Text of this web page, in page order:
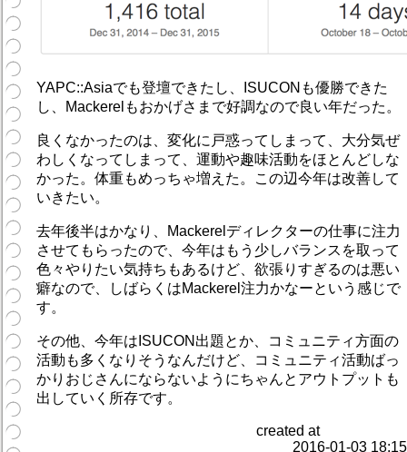
YAPC::Asiaでも登壇できたし、ISUCONも優勝できた
し、Mackerelもおかげさまで好調なので良い年だった。
良くなかったのは、変化に戸惑ってしまって、大分気ぜ
わしくなってしまって、運動や趣味活動をほとんどしな
かった。体重もめっちゃ増えた。この辺今年は改善して
いきたい。
去年後半はかなり、Mackerelディレクターの仕事に注力
させてもらったので、今年はもう少しバランスを取って
色々やりたい気持ちもあるけど、欲張りすぎるのは悪い
癖なので、しばらくはMackerel注力かなーという感じで
す。
その他、今年はISUCON出題とか、コミュニティ方面の
活動も多くなりそうなんだけど、コミュニティ活動ばっ
かりおじさんにならないようにちゃんとアウトプットも
出していく所存です。
created at
2016-01-03 18:15